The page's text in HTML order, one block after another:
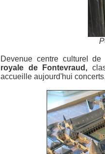
Devenue centre culturel
royale de Fontevraud,
accueille aujourd'hui